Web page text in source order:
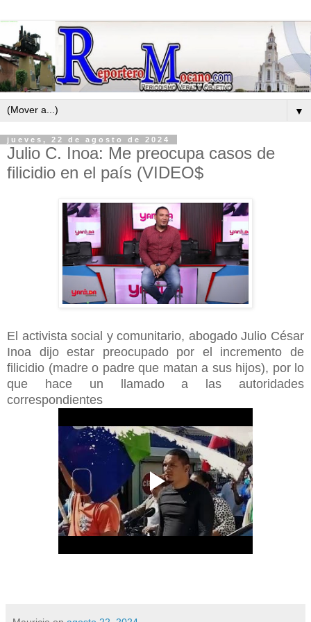
▼
jueves, 22 de agosto de 2024
Julio C. Inoa: Me preocupa casos de
filicidio en el país (VIDEO$
El activista social y comunitario, abogado Julio César
Inoa dijo estar preocupado por el incremento de
filicidio (madre o padre que matan a sus hijos), por lo
que hace un llamado a las autoridades
correspondientes